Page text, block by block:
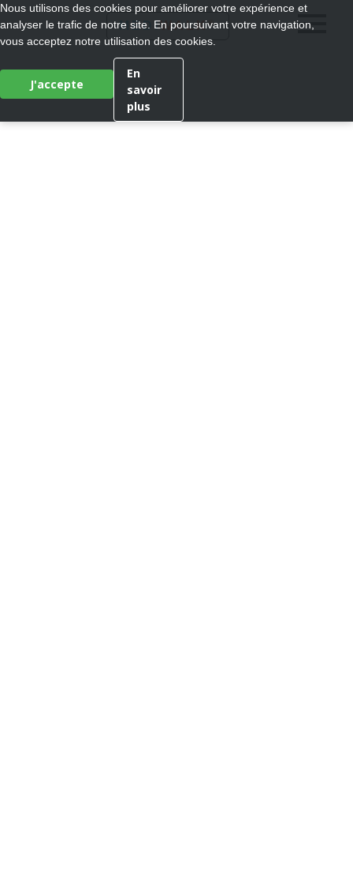
MEDIWALK®
Nous utilisons des cookies pour améliorer votre expérience et
analyser le trafic de notre site. En poursuivant votre navigation,
vous acceptez notre utilisation des cookies.
J'accepte
En
savoir
plus